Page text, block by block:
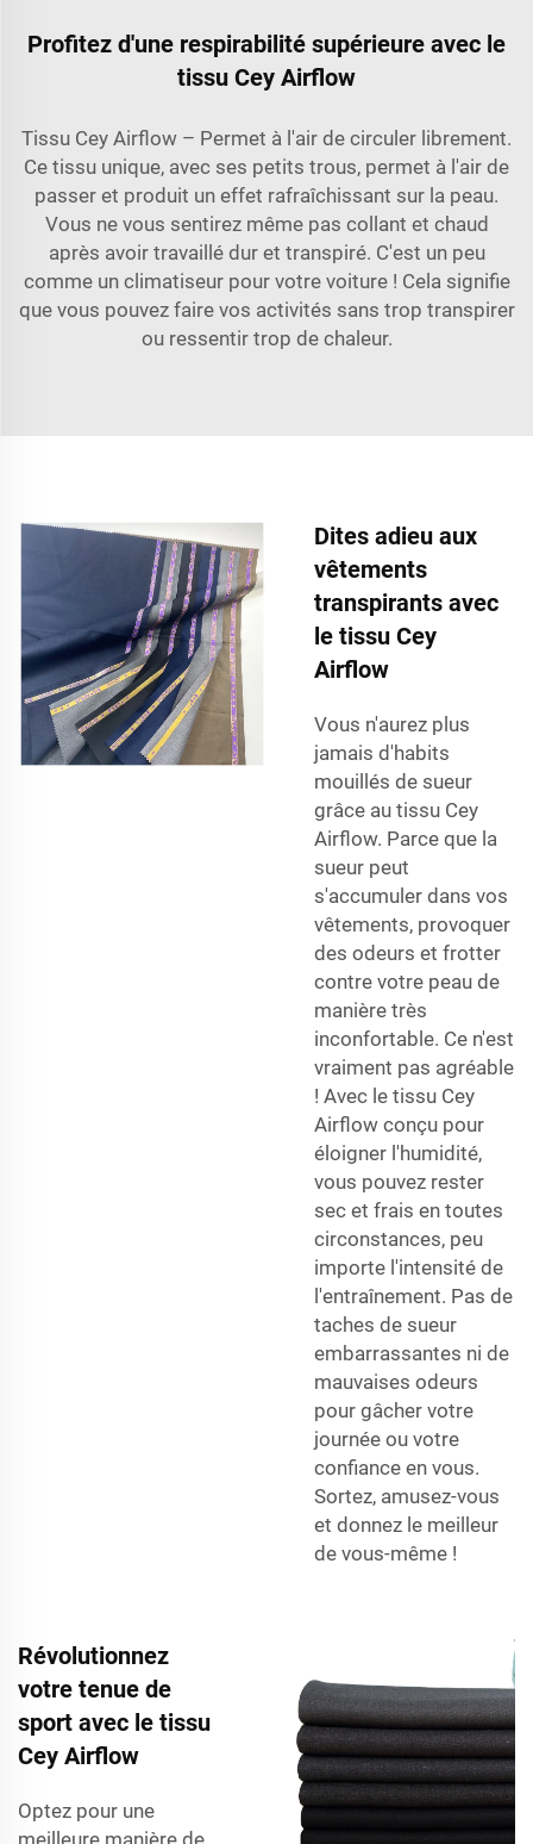
Profitez d'une respirabilité supérieure avec le
tissu Cey Airflow
Tissu Cey Airflow – Permet à l'air de circuler librement.
Ce tissu unique, avec ses petits trous, permet à l'air de
passer et produit un effet rafraîchissant sur la peau.
Vous ne vous sentirez même pas collant et chaud
après avoir travaillé dur et transpiré. C'est un peu
comme un climatiseur pour votre voiture ! Cela signifie
que vous pouvez faire vos activités sans trop transpirer
ou ressentir trop de chaleur.
Dites adieu aux
vêtements
transpirants avec
le tissu Cey
Airflow
Vous n'aurez plus
jamais d'habits
mouillés de sueur
grâce au tissu Cey
Airflow. Parce que la
sueur peut
s'accumuler dans vos
vêtements, provoquer
des odeurs et frotter
contre votre peau de
manière très
inconfortable. Ce n'est
vraiment pas agréable
! Avec le tissu Cey
Airflow conçu pour
éloigner l'humidité,
vous pouvez rester
sec et frais en toutes
circonstances, peu
importe l'intensité de
l'entraînement. Pas de
taches de sueur
embarrassantes ni de
mauvaises odeurs
pour gâcher votre
journée ou votre
confiance en vous.
Sortez, amusez-vous
et donnez le meilleur
de vous-même !
Révolutionnez
votre tenue de
sport avec le tissu
Cey Airflow
Optez pour une
meilleure manière de